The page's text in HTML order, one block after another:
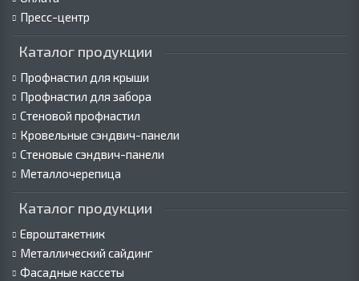
Пресс-центр
Каталог продукции
Профнастил для крыши
Профнастил для забора
Стеновой профнастил
Кровельные сэндвич-панели
Стеновые сэндвич-панели
Металлочерепица
Каталог продукции
Евроштакетник
Металлический сайдинг
Фасадные кассеты